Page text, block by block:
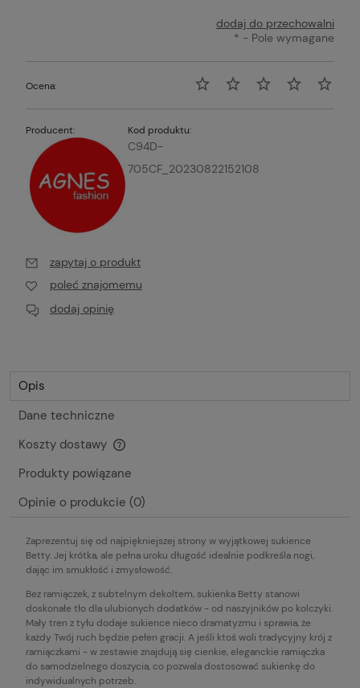
dodaj do przechowalni
* - Pole wymagane
Ocena:
Producent: Kod produktu:
C94D-
705CF_20230822152108
zapytaj o produkt
poleć znajomemu
dodaj opinię
Opis
Dane techniczne
Koszty dostawy
Cena nie zawiera ewentualnych kosztów płatności
Produkty powiązane
Opinie o produkcie (0)
Zaprezentuj się od najpiękniejszej strony w wyjątkowej sukience
Betty. Jej krótka, ale pełna uroku długość idealnie podkreśla nogi,
dając im smukłość i zmysłowość.
Bez ramiączek, z subtelnym dekoltem, sukienka Betty stanowi
doskonałe tło dla ulubionych dodatków - od naszyjników po kolczyki.
Mały tren z tyłu dodaje sukience nieco dramatyzmu i sprawia, że
każdy Twój ruch będzie pełen gracji. A jeśli ktoś woli tradycyjny krój z
ramiączkami - w zestawie znajdują się cienkie, eleganckie ramiączka
do samodzielnego doszycia, co pozwala dostosować sukienkę do
indywidualnych potrzeb.